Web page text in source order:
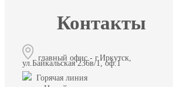
Контакты
главный офис - г.Иркутск,
ул.Байкальская 236в/1, оф.1
Горячая линия